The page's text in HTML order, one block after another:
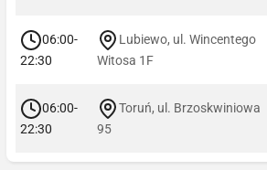
06:00-
22:30
Lubiewo, ul. Wincentego
Witosa 1F
06:00-
22:30
Toruń, ul. Brzoskwiniowa
95